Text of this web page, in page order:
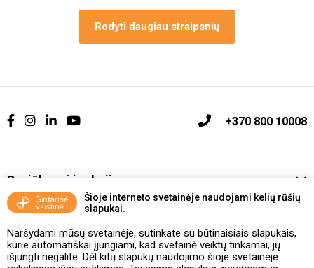
Šioje interneto svetainėje naudojami kelių rūšių
slapukai.
Naršydami mūsų svetainėje, sutinkate su būtinaisiais slapukais,
kurie automatiškai įjungiami, kad svetainė veiktų tinkamai, jų
išjungti negalite. Dėl kitų slapukų naudojimo šioje svetainėje
Rodyti daugiau straipsnių
+370 800 10008
Pasiūlymai ir akcijos
Vakcinavimo tvarka ir taisyklės
Kontaktai ir Karjera